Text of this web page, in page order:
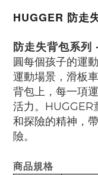
HUGGER 防走
防走失背包系列
圓每個孩子的運
運動場景，滑板
背包上，每一項
活力。HUGGER
和探險的精神，
險。
商品規格